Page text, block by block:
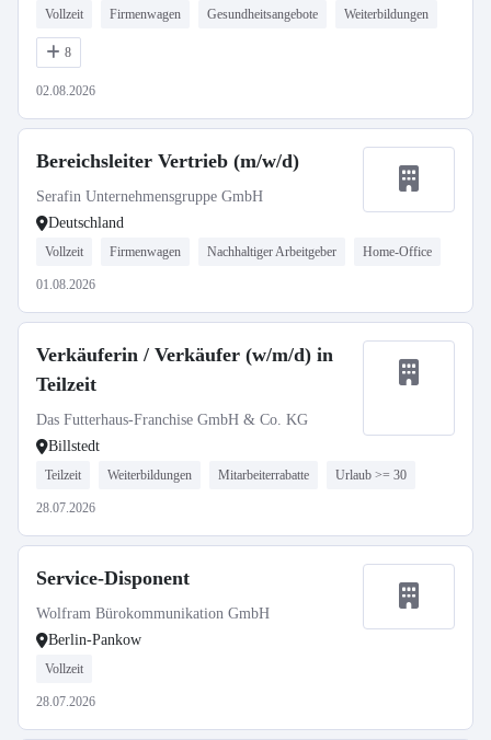
Vollzeit Firmenwagen Gesundheitsangebote Weiterbildungen
8
02.08.2026
Bereichsleiter Vertrieb (m/w/d)
Serafin Unternehmensgruppe GmbH
Deutschland
Vollzeit Firmenwagen Nachhaltiger Arbeitgeber Home-Office
01.08.2026
Verkäuferin / Verkäufer (w/m/d) in
Teilzeit
Das Futterhaus-Franchise GmbH & Co. KG
Billstedt
Teilzeit Weiterbildungen Mitarbeiterrabatte Urlaub >= 30
28.07.2026
Service-Disponent
Wolfram Bürokommunikation GmbH
Berlin-Pankow
Vollzeit
28.07.2026